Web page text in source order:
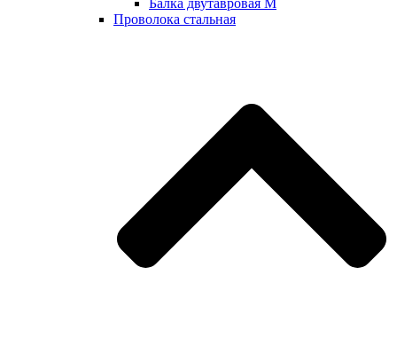
Балка двутавровая М
Проволока стальная